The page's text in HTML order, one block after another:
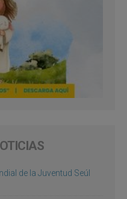
de la Juventud Seúl